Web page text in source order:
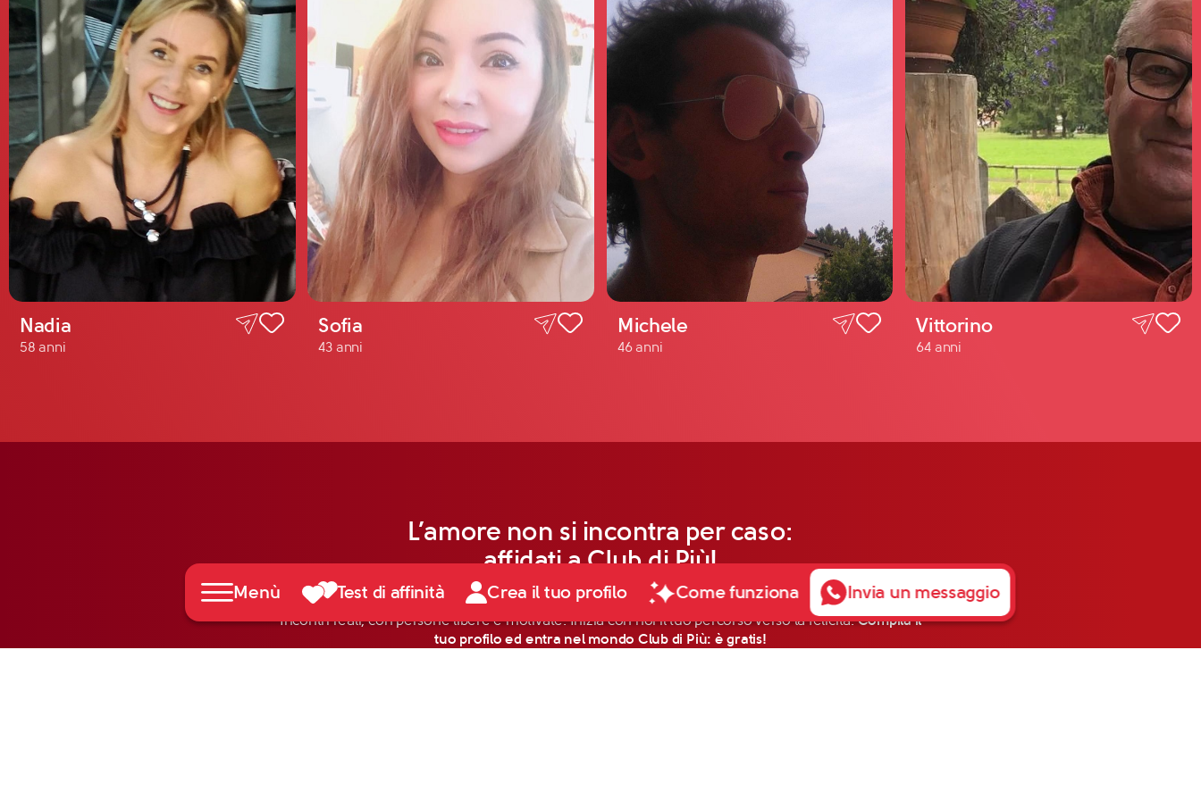
Menù Test di affinità Crea il tuo profilo Come funziona Invia un messaggio
Nadia
58 anni
Sofia
43 anni
Michele
46 anni
Vittorino
64 anni
L’amore non si incontra per caso:
affidati a Club di Più!
Incontri reali, con persone libere e motivate. Inizia con noi il tuo percorso verso la felicità.Compila il
tuo profilo ed entra nel mondo Club di Più: è gratis!